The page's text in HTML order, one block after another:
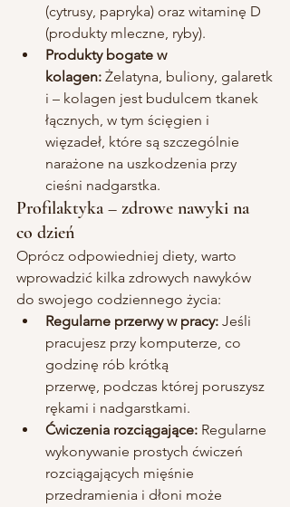
(cytrusy, papryka) oraz witaminę D
(produkty mleczne, ryby).
Produkty bogate w
kolagen: Żelatyna, buliony, galaretk
i – kolagen jest budulcem tkanek
łącznych, w tym ścięgien i
więzadeł, które są szczególnie
narażone na uszkodzenia przy
cieśni nadgarstka.
Profilaktyka – zdrowe nawyki na
co dzień
Oprócz odpowiedniej diety, warto
wprowadzić kilka zdrowych nawyków
do swojego codziennego życia:
Regularne przerwy w pracy: Jeśli
pracujesz przy komputerze, co
godzinę rób krótką
przerwę, podczas której poruszysz
rękami i nadgarstkami.
Ćwiczenia rozciągające: Regularne
wykonywanie prostych ćwiczeń
rozciągających mięśnie
przedramienia i dłoni może